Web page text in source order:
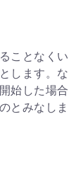
ことなくい
します。な
始した場合
とみなしま